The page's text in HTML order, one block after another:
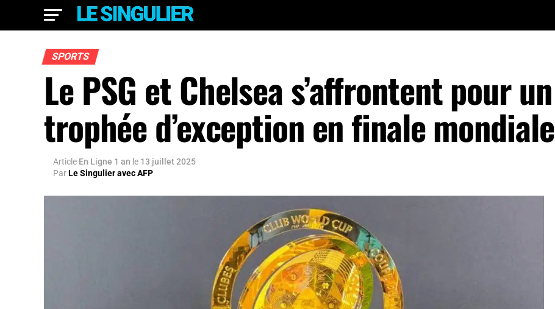
SPORTS
Le PSG et Chelsea s’affrontent pour un
trophée d’exception en finale mondiale
Article En Ligne 1 an le 13 juillet 2025
ParLe Singulier avec AFP